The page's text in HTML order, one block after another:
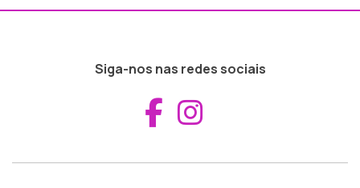
Siga-nos nas redes sociais
Aceder ao